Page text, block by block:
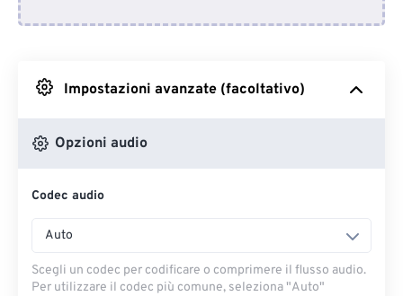
Da Google Drive
Impostazioni avanzate (facoltativo)
Opzioni audio
Codec audio
Auto
Scegli un codec per codificare o comprimere il flusso audio.
Per utilizzare il codec più comune, seleziona "Auto"